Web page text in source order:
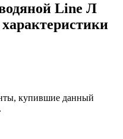
Line Л
купившие данный